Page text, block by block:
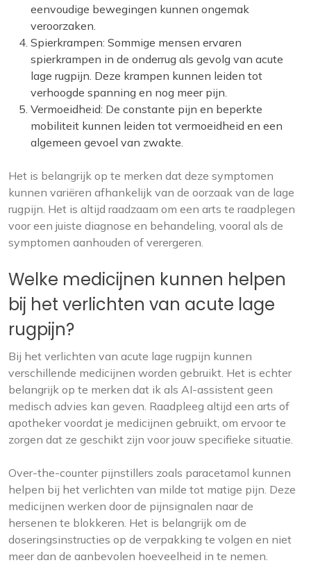
eenvoudige bewegingen kunnen ongemak
veroorzaken.
Spierkrampen: Sommige mensen ervaren
spierkrampen in de onderrug als gevolg van acute
lage rugpijn. Deze krampen kunnen leiden tot
verhoogde spanning en nog meer pijn.
Vermoeidheid: De constante pijn en beperkte
mobiliteit kunnen leiden tot vermoeidheid en een
algemeen gevoel van zwakte.
Het is belangrijk op te merken dat deze symptomen
kunnen variëren afhankelijk van de oorzaak van de lage
rugpijn. Het is altijd raadzaam om een ​​arts te raadplegen
voor een juiste diagnose en behandeling, vooral als de
symptomen aanhouden of verergeren.
Welke medicijnen kunnen helpen
bij het verlichten van acute lage
rugpijn?
Bij het verlichten van acute lage rugpijn kunnen
verschillende medicijnen worden gebruikt. Het is echter
belangrijk op te merken dat ik als AI-assistent geen
medisch advies kan geven. Raadpleeg altijd een arts of
apotheker voordat je medicijnen gebruikt, om ervoor te
zorgen dat ze geschikt zijn voor jouw specifieke situatie.
Over-the-counter pijnstillers zoals paracetamol kunnen
helpen bij het verlichten van milde tot matige pijn. Deze
medicijnen werken door de pijnsignalen naar de
hersenen te blokkeren. Het is belangrijk om de
doseringsinstructies op de verpakking te volgen en niet
meer dan de aanbevolen hoeveelheid in te nemen.